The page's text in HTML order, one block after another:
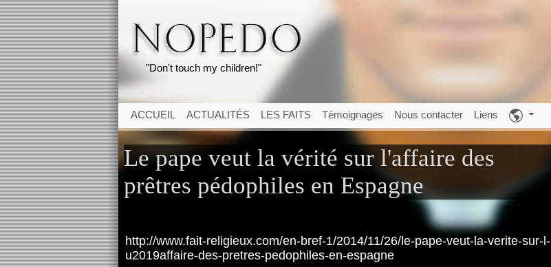
"Don't touch my children!"
ACCUEIL ACTUALITÉS LES FAITS Témoignages Nous contacter Liens
Le pape veut la vérité sur l'affaire des
prêtres pédophiles en Espagne
http://www.fait-religieux.com/en-bref-1/2014/11/26/le-pape-veut-la-verite-sur-l-
u2019affaire-des-pretres-pedophiles-en-espagne